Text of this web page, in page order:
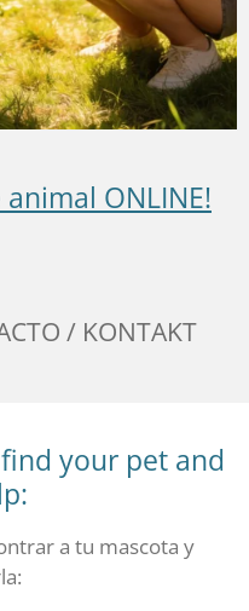
ONLINE!
/ KONTAKT
your pet and
a tu mascota y